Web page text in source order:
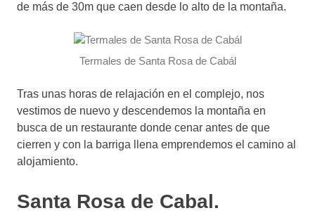
de más de 30m que caen desde lo alto de la montaña.
Termales de Santa Rosa de Cabál
Tras unas horas de relajación en el complejo, nos
vestimos de nuevo y descendemos la montaña en
busca de un restaurante donde cenar antes de que
cierren y con la barriga llena emprendemos el camino al
alojamiento.
Santa Rosa de Cabal.